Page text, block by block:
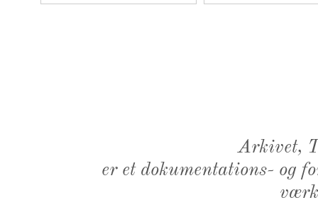
Arkivet,
er et dokumentations- og